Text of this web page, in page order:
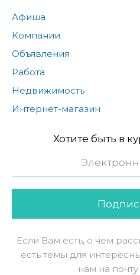
Афиша
Компании
Объявления
Работа
Недвижимость
Интернет-магазин
Хотите быть в
Если Вам есть, о чем
есть темы для
нам на почту